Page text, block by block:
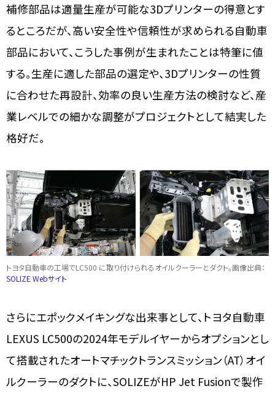
補修部品は適量生産が可能な3Dプリンターの得意とす
るところだが、高い安全性や信頼性が求められる自動車
部品において、こうした事例が生まれたことは特筆に値
する。生産に適した部品の選定や、3Dプリンターの性質
に合わせた再設計、効率の良い生産方法の検討など、産
業レベルでの細かな調整がプロジェクトとして結実した
格好だ。
トヨタ自動車の工場でLC500 に取り付けられるオイルクーラーとダクト。画像出典：
SOLIZE Webサイト
さらにエポックメイキングな出来事として、トヨタ自動車
LEXUS LC500の2024年モデルイヤーからオプションとし
て搭載されたオートマチックトランスミッション（AT）オイ
ルクーラーのダクトに、SOLIZEがHP Jet Fusionで製作